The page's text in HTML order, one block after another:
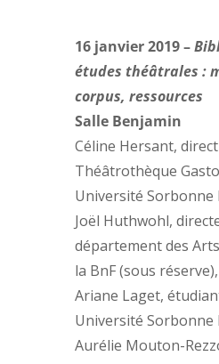
16 janvier 2019 –
études théâtrales :
corpus, ressources
Salle Benjamin
Céline Hersant,
Théâtrothèque
Université Sorbonne
Joël Huthwohl,
département des
la BnF (sous réserve),
Ariane Laget,
Université Sorbonne
Aurélie Mouton-